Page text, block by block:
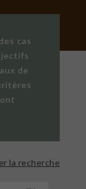
cas
de
la recherche